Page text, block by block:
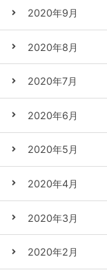
2020年9月
2020年8月
2020年7月
2020年6月
2020年5月
2020年4月
2020年3月
2020年2月